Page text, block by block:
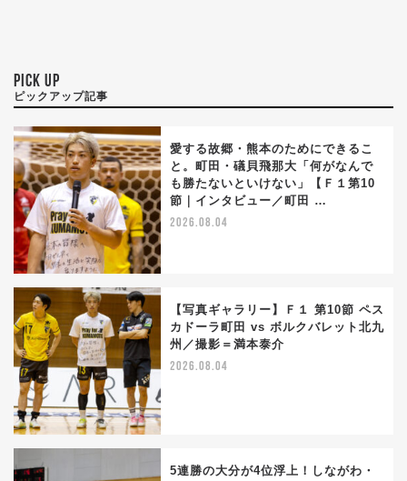
PICK UP
ピックアップ記事
愛する故郷・熊本のためにできるこ
と。町田・礒貝飛那大「何がなんで
も勝たないといけない」【Ｆ１第10
節｜インタビュー／町田 …
2026.08.04
【写真ギャラリー】Ｆ１ 第10節 ペス
カドーラ町田 vs ボルクバレット北九
州／撮影＝満本泰介
2026.08.04
5連勝の大分が4位浮上！しながわ・